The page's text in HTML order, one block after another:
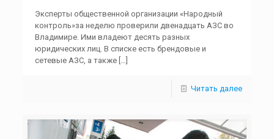
Эксперты общественной организации «Народный
контроль»за неделю проверили двенадцать АЗС во
Владимире. Ими владеют десять разных
юридических лиц. В списке есть брендовые и
сетевые АЗС, а также[…]
Читать далее